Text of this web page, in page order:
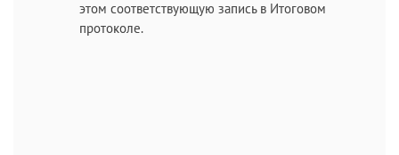
этом соответствующую запись в Итоговом
протоколе.